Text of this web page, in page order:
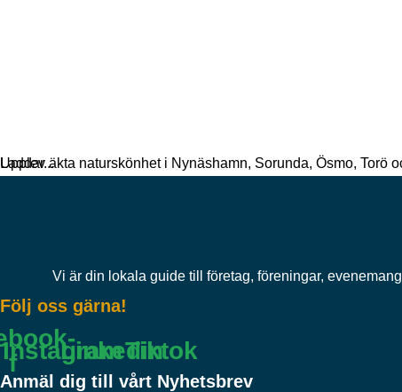
Laddar...
Upplev äkta naturskönhet i Nynäshamn, Sorunda, Ösmo, Torö
Vi är din lokala guide till företag, föreningar,
Följ oss gärna!
f
Instagram
Linkedin
Tiktok
Anmäl dig till vårt Nyhetsbrev